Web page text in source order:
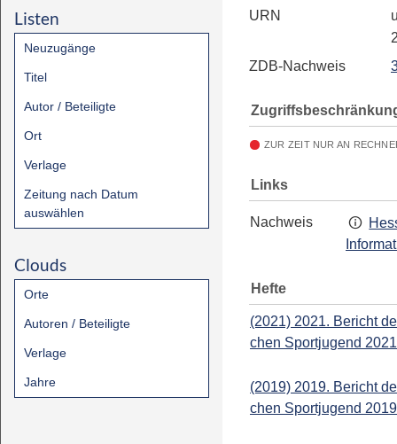
Listen
Neuzugänge
Titel
Autor / Beteiligte
Ort
Verlage
Zeitung nach Datum
auswählen
Clouds
Orte
Autoren / Beteiligte
Verlage
Jahre
URN
ZDB-Nachweis
ZUR ZEIT NUR AN
Links
Nachweis
Hefte
(2021) 2021. Bericht
chen Sportjugend 2021
(2019) 2019. Bericht
chen Sportjugend 2019